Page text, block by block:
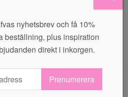
– Body (ljuslila)
99,00kr
nyhetsbrev och få 10%
beställning, plus inspiration
direkt i inkorgen.
Prenumerera